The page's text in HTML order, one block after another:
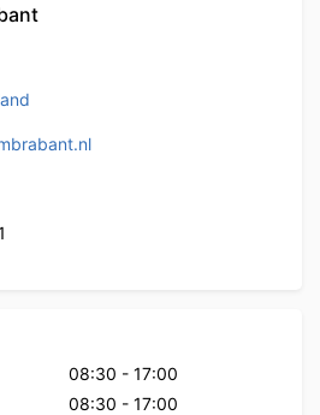
08:30 - 17:00
08:30 - 17:00